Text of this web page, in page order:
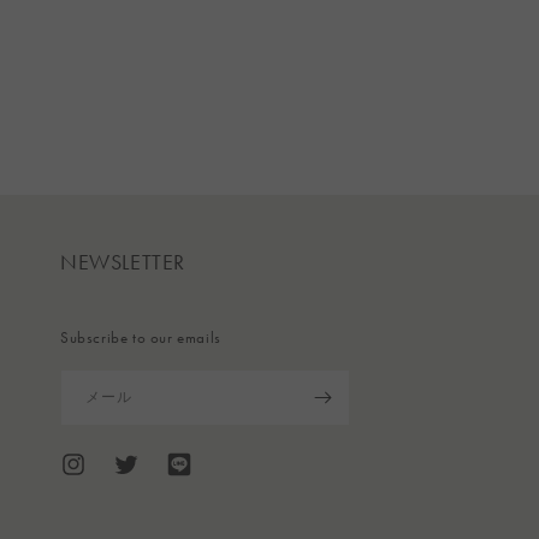
NEWSLETTER
Subscribe to our emails
メール
InstagramTwitter
Translation